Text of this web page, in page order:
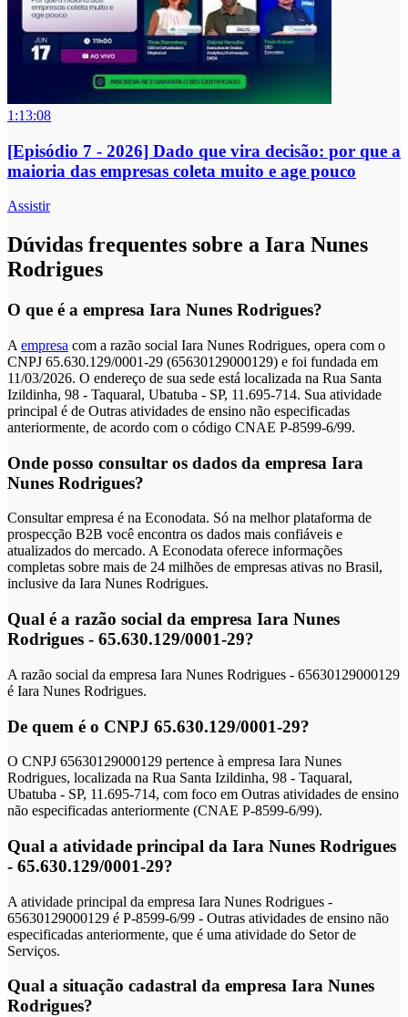
1:13:08
[Episódio 7 - 2026] Dado que vira decisão: por que a
maioria das empresas coleta muito e age pouco
Assistir
Dúvidas frequentes sobre a Iara Nunes
Rodrigues
O que é a empresa Iara Nunes Rodrigues?
A empresa com a razão social Iara Nunes Rodrigues, opera com o
CNPJ 65.630.129/0001-29 (65630129000129) e foi fundada em
11/03/2026. O endereço de sua sede está localizada na Rua Santa
Izildinha, 98 - Taquaral, Ubatuba - SP, 11.695-714. Sua atividade
principal é de Outras atividades de ensino não especificadas
anteriormente, de acordo com o código CNAE P-8599-6/99.
Onde posso consultar os dados da empresa Iara
Nunes Rodrigues?
Consultar empresa é na Econodata. Só na melhor plataforma de
prospecção B2B você encontra os dados mais confiáveis e
atualizados do mercado. A Econodata oferece informações
completas sobre mais de 24 milhões de empresas ativas no Brasil,
inclusive da Iara Nunes Rodrigues.
Qual é a razão social da empresa Iara Nunes
Rodrigues - 65.630.129/0001-29?
A razão social da empresa Iara Nunes Rodrigues - 65630129000129
é Iara Nunes Rodrigues.
De quem é o CNPJ 65.630.129/0001-29?
O CNPJ 65630129000129 pertence à empresa Iara Nunes
Rodrigues, localizada na Rua Santa Izildinha, 98 - Taquaral,
Ubatuba - SP, 11.695-714, com foco em Outras atividades de ensino
não especificadas anteriormente (CNAE P-8599-6/99).
Qual a atividade principal da Iara Nunes Rodrigues
- 65.630.129/0001-29?
A atividade principal da empresa Iara Nunes Rodrigues -
65630129000129 é P-8599-6/99 - Outras atividades de ensino não
especificadas anteriormente, que é uma atividade do Setor de
Serviços.
Qual a situação cadastral da empresa Iara Nunes
Rodrigues?